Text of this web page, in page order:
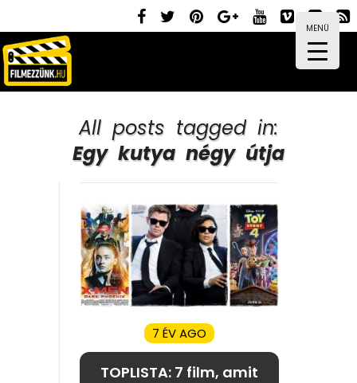
MENÜ
All posts tagged in:
Egy kutya négy útja
7 ÉV AGO
TOPLISTA: 7 film, amit